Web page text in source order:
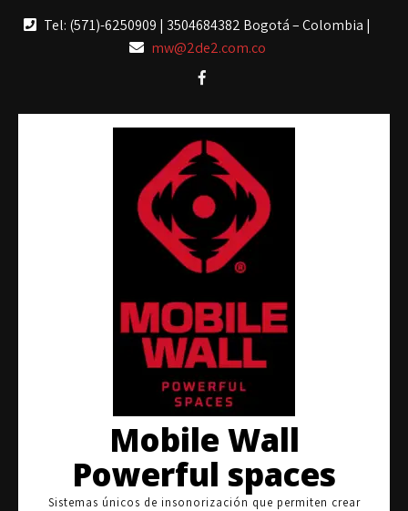
Tel: (571)-6250909 | 3504684382 Bogotá – Colombia |
mw@2de2.com.co
Mobile Wall
Powerful spaces
Sistemas únicos de insonorización que permiten crear